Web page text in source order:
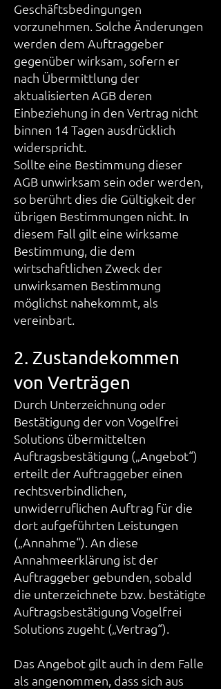
Geschäftsbedingungen
vorzunehmen. Solche Änderungen
werden dem Auftraggeber
gegenüber wirksam, sofern er
nach Übermittlung der
aktualisierten AGB deren
Einbeziehung in den Vertrag nicht
binnen 14 Tagen ausdrücklich
widerspricht.
Sollte eine Bestimmung dieser
AGB unwirksam sein oder werden,
so berührt dies die Gültigkeit der
übrigen Bestimmungen nicht. In
diesem Fall gilt eine wirksame
Bestimmung, die dem
wirtschaftlichen Zweck der
unwirksamen Bestimmung
möglichst nahekommt, als
vereinbart.
2. Zustandekommen
von Verträgen
Durch Unterzeichnung oder
Bestätigung der von Vogelfrei
Solutions übermittelten
Auftragsbestätigung („Angebot“)
erteilt der Auftraggeber einen
rechtsverbindlichen,
unwiderruflichen Auftrag für die
dort aufgeführten Leistungen
(„Annahme“). An diese
Annahmeerklärung ist der
Auftraggeber gebunden, sobald
die unterzeichnete bzw. bestätigte
Auftragsbestätigung Vogelfrei
Solutions zugeht („Vertrag“).
Das Angebot gilt auch in dem Falle
als angenommen, dass sich aus